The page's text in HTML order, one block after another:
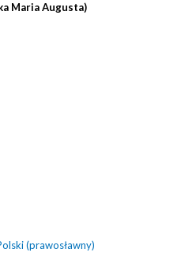
Maria Augusta)
(prawosławny)